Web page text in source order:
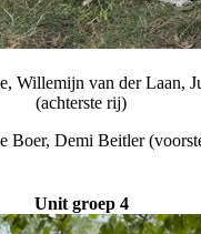
Willemijn van der Laan,
(achterste rij)
Boer, Demi Beitler
Unit groep 4